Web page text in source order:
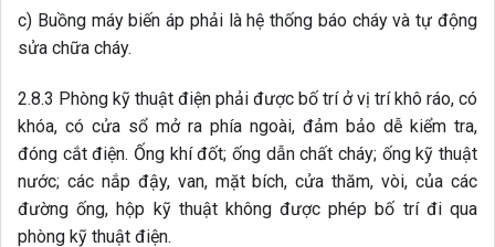
2.8.4 Nhà có chiều cao PCCC từ 28m trở lên phải được trang
hoạt động của mạng điện ưu tiên bao gồm: điện cho bơm
nước sinh hoạt, bơm nước chữa cháy, hệ thống báo cháy tự
động, hệ thống bảo vệ chống khói, thang máy chữa cháy,
chiếu sáng công cộng, thiết bị báo cháy, camera quan sát,
thông báo cháy và điều khiển thoát nạn và các phụ tải khác
theo quy định của tiêu chuẩn thiết kế hiện hành.